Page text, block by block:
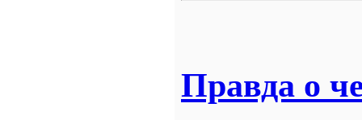
Правда о